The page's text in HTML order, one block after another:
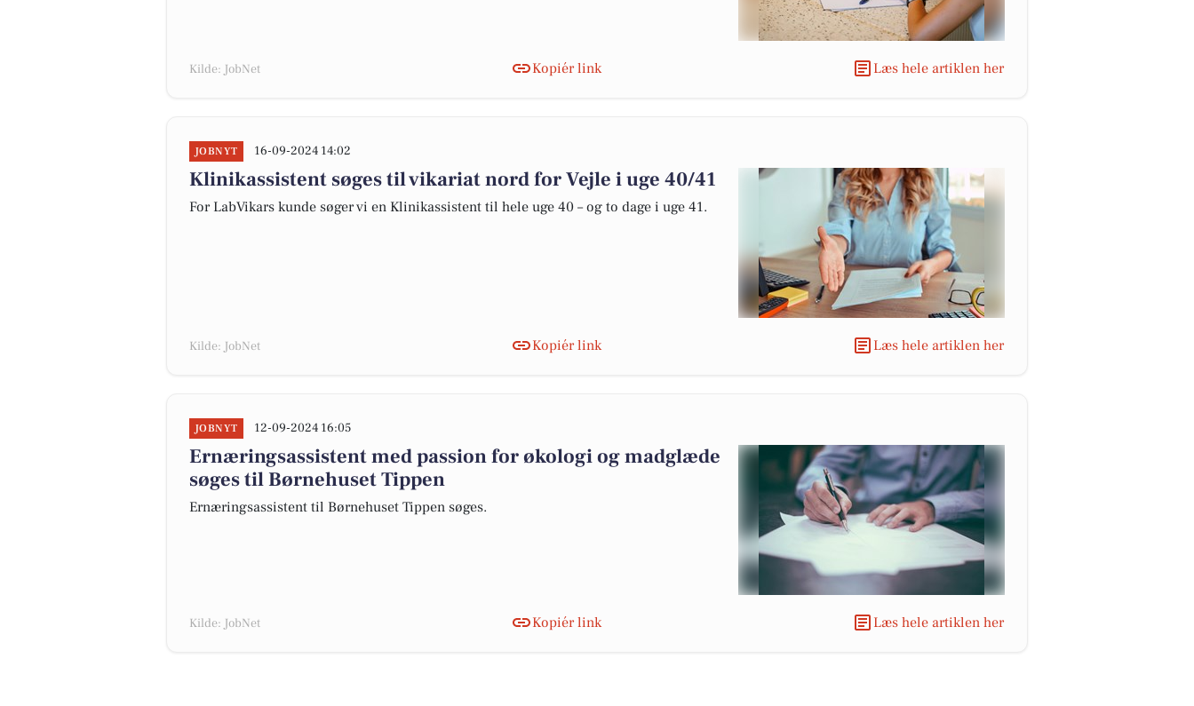
Kilde: JobNet Kopiér link Læs hele artiklen her
JOBNYT 16-09-2024 14:02
Klinikassistent søges til vikariat nord for Vejle i uge 40/41
For LabVikars kunde søger vi en Klinikassistent til hele uge 40 – og to dage i uge 41.
Kilde: JobNet Kopiér link Læs hele artiklen her
JOBNYT 12-09-2024 16:05
Ernæringsassistent med passion for økologi og madglæde
søges til Børnehuset Tippen
Ernæringsassistent til Børnehuset Tippen søges.
Kilde: JobNet Kopiér link Læs hele artiklen her